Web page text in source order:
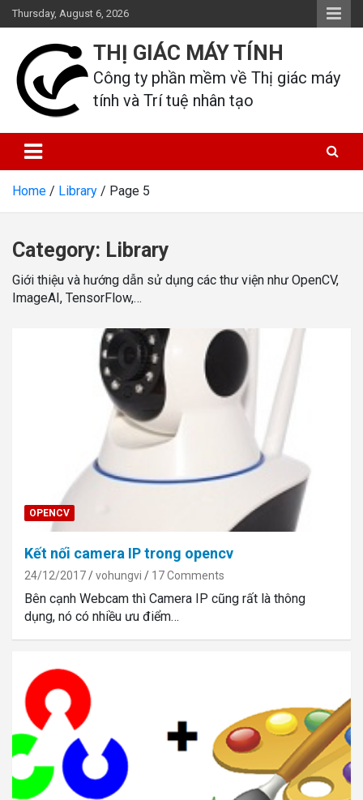
Skip
to
content
Thursday, August 6, 2026
THỊ GIÁC MÁY TÍNH
Công ty phần mềm về Thị giác máy
tính và Trí tuệ nhân tạo
Home Library Page 5
Category: Library
Giới thiệu và hướng dẫn sử dụng các thư viện như OpenCV,
ImageAI, TensorFlow,…
OPENCV
Kết nối camera IP trong opencv
24/12/2017 vohungvi 17 Comments
Bên cạnh Webcam thì Camera IP cũng rất là thông
dụng, nó có nhiều ưu điểm…